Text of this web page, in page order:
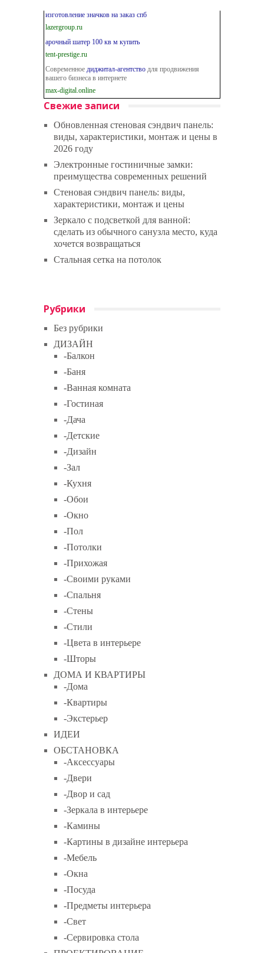
изготовление значков на заказ спб
lazergroup.ru
арочный шатер 100 кв м купить
tent-prestige.ru
Современное диджитал-агентстводля продвижения
вашего бизнеса в интернете
max-digital.online
Свежие записи
Обновленная стеновая сэндвич панель:
виды, характеристики, монтаж и цены в
2026 году
Электронные гостиничные замки:
преимущества современных решений
Стеновая сэндвич панель: виды,
характеристики, монтаж и цены
Зеркало с подсветкой для ванной:
сделать из обычного санузла место, куда
хочется возвращаться
Стальная сетка на потолок
Рубрики
Без рубрики
ДИЗАЙН
-Балкон
-Баня
-Ванная комната
-Гостиная
-Дача
-Детские
-Дизайн
-Зал
-Кухня
-Обои
-Окно
-Пол
-Потолки
-Прихожая
-Своими руками
-Спальня
-Стены
-Стили
-Цвета в интерьере
-Шторы
ДОМА И КВАРТИРЫ
-Дома
-Квартиры
-Экстерьер
ИДЕИ
ОБСТАНОВКА
-Аксессуары
-Двери
-Двор и сад
-Зеркала в интерьере
-Камины
-Картины в дизайне интерьера
-Мебель
-Окна
-Посуда
-Предметы интерьера
-Свет
-Сервировка стола